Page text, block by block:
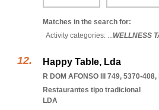
Matches in the search for:
Activity categories: ...WELLNESS
Happy Table, Lda
R DOM AFONSO III 749, 5370-408,
Restaurantes tipo tradicional
LDA